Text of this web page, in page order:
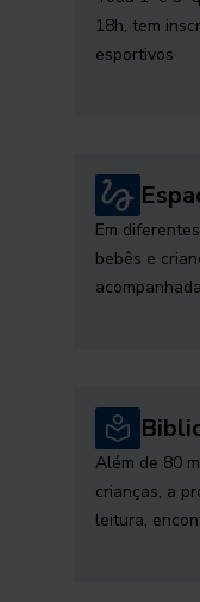
18h, tem
esportivos
Em
bebês e
Além de 80
crianças, a
leitura,